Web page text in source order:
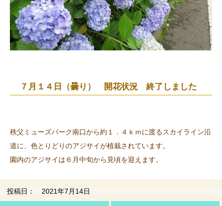
７月１４日（曇り） 開花状況 終了しました
秩父ミューズパーク南口から約１．４ｋｍに渡るスカイライン沿
道に、色とりどりのアジサイが植栽されています。
園内のアジサイは６月中旬から見頃を迎えます。
投稿日： 2021年7月14日